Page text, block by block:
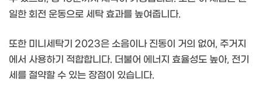
일한 회전 운동으로 세탁 효과를 높여줍니다.
또한 미니세탁기 2023은 소음이나 진동이 거의 없어, 주거지
에서 사용하기 적합합니다. 더불어 에너지 효율성도 높아, 전기
세를 절약할 수 있는 장점이 있습니다.